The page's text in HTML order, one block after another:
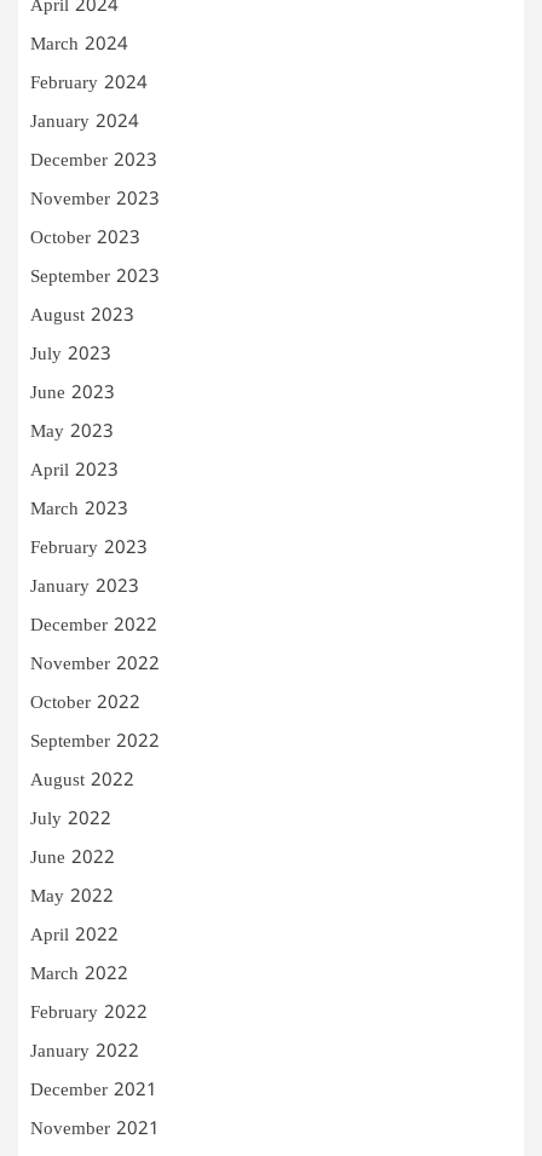
April 2024
March 2024
February 2024
January 2024
December 2023
November 2023
October 2023
September 2023
August 2023
July 2023
June 2023
May 2023
April 2023
March 2023
February 2023
January 2023
December 2022
November 2022
October 2022
September 2022
August 2022
July 2022
June 2022
May 2022
April 2022
March 2022
February 2022
January 2022
December 2021
November 2021